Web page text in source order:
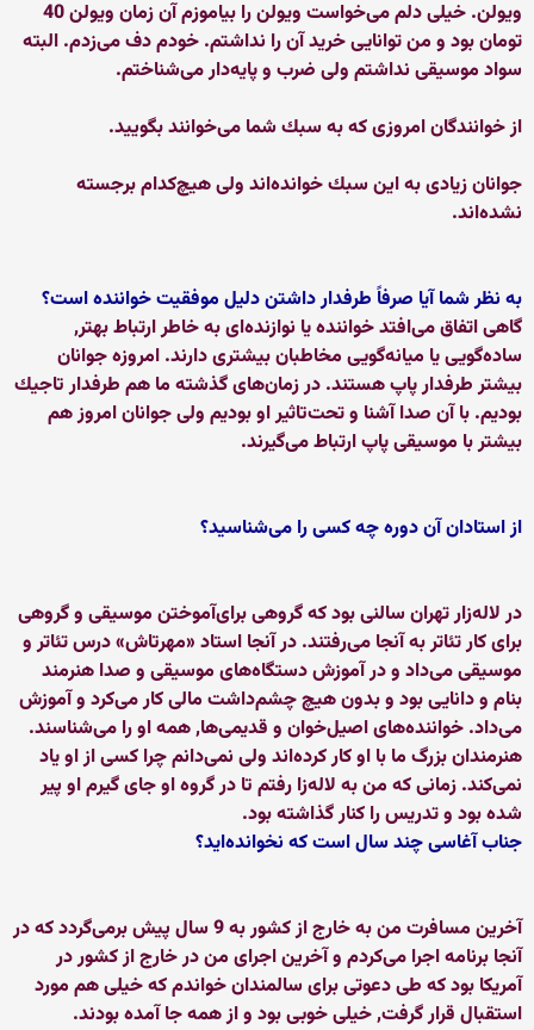
ویولن. خیلی دلم می‌خواست ویولن را بیاموزم آن زمان ویولن 40
تومان بود و من توانایی خرید آن را نداشتم. خودم دف می‌زدم. البته
سواد موسیقی نداشتم ولی ضرب و پایه‌دار می‌شناختم.
از خوانندگان امروزی كه به سبك شما می‌خوانند بگویید.
جوانان زیادی به این سبك خوانده‌اند ولی هیچ‌كدام برجسته
نشده‌اند.
به نظر شما آیا صرفاً طرفدار داشتن دلیل موفقیت خواننده است؟
گاهی اتفاق می‌افتد خواننده یا نوازنده‌ای به خاطر ارتباط بهتر,
ساده‌گویی یا میانه‌گویی مخاطبان بیشتری دارند. امروزه جوانان
بیشتر طرفدار پاپ هستند. در زمان‌های گذشته ما هم طرفدار تاجیك
بودیم. با آن صدا آشنا و تحت‌تاثیر او بودیم ولی جوانان امروز هم
بیشتر با موسیقی پاپ ارتباط می‌گیرند.
از استادان آن دوره چه كسی را می‌شناسید؟
در لاله‌زار تهران سالنی بود كه گروهی برای‌آموختن موسیقی و گروهی
برای كار تئاتر به آنجا می‌رفتند. در آنجا استاد «مهرتاش» درس تئاتر و
موسیقی می‌داد و در آموزش دستگاه‌های موسیقی و صدا هنرمند
بنام و دانایی بود و بدون هیچ چشم‌داشت مالی كار می‌كرد و آموزش
می‌داد. خواننده‌های اصیل‌خوان و قدیمی‌ها, همه او را می‌شناسند.
هنرمندان بزرگ ما با او كار كرده‌اند ولی نمی‌دانم چرا كسی از او یاد
نمی‌كند. زمانی كه من به لاله‌زا رفتم تا در گروه او جای گیرم او پیر
شده بود و تدریس را كنار گذاشته بود.
جناب آغاسی چند سال است كه نخوانده‌اید؟
آخرین مسافرت من به خارج از كشور به 9 سال پیش برمی‌گردد كه در
آنجا برنامه اجرا می‌كردم و آخرین اجرای من در خارج از كشور در
آمریكا بود كه طی دعوتی برای سالمندان خواندم كه خیلی هم مورد
استقبال قرار گرفت, خیلی خوبی بود و از همه جا آمده بودند.